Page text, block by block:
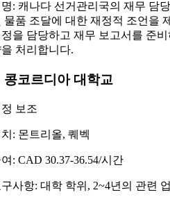
: 캐나다 선거관리국의 재무 담
물품 조달에 대한 재정적 조언을
을 담당하고 재무 보고서를 준
처리합니다.
콩코르디아 대학교
보조
: 몬트리올, 퀘벡
: CAD 30.37-36.54/시간
사항: 대학 학위, 2~4년의 관련